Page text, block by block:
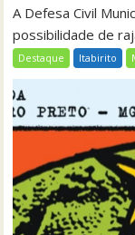
A Defesa Civil
possibilidade de
Destaque Itabirito